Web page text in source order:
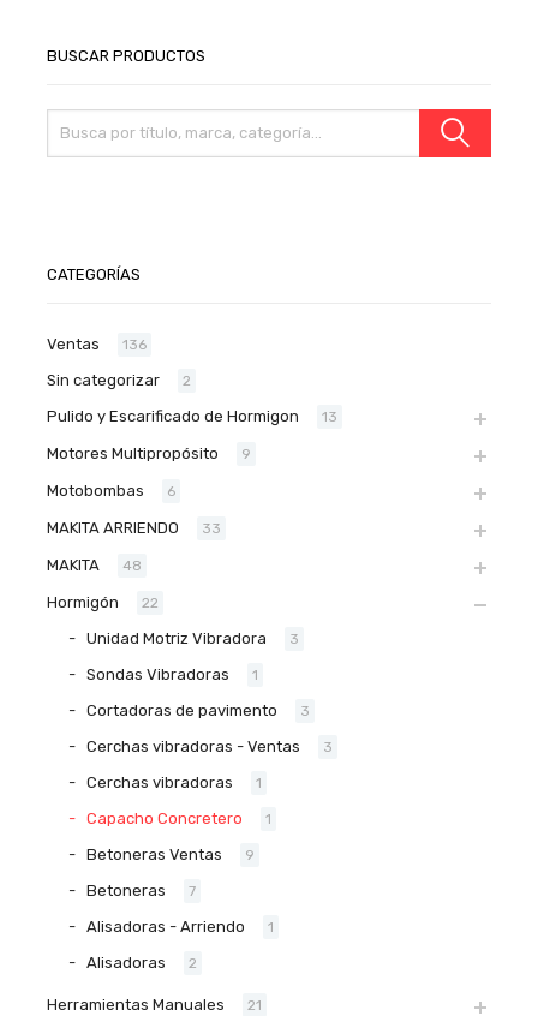
BUSCAR PRODUCTOS
CATEGORÍAS
Ventas 136
Sin categorizar 2
Pulido y Escarificado de Hormigon 13
Motores Multipropósito 9
Motobombas 6
MAKITA ARRIENDO 33
MAKITA 48
Hormigón 22
Unidad Motriz Vibradora 3
Sondas Vibradoras 1
Cortadoras de pavimento 3
Cerchas vibradoras - Ventas 3
Cerchas vibradoras 1
Capacho Concretero 1
Betoneras Ventas 9
Betoneras 7
Alisadoras - Arriendo 1
Alisadoras 2
Herramientas Manuales 21